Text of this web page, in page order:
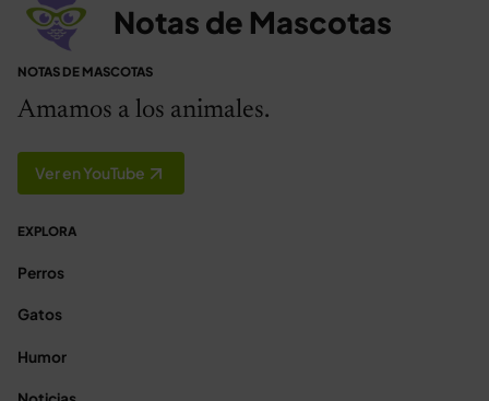
Notas de Mascotas
NOTAS DE MASCOTAS
Amamos a los animales.
Ver en YouTube
EXPLORA
Perros
Gatos
Humor